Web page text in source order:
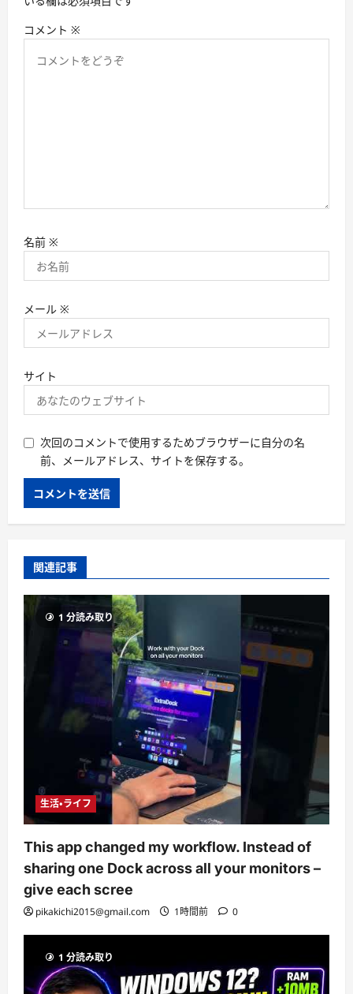
コメント ※
名前 ※
メール ※
サイト
次回のコメントで使用するためブラウザーに自分の名
前、メールアドレス、サイトを保存する。
関連記事
1 分読み取り
生活・ライフ
This app changed my workflow. Instead of
sharing one Dock across all your monitors –
give each scree
pikakichi2015@gmail.com 1時間前 0
1 分読み取り